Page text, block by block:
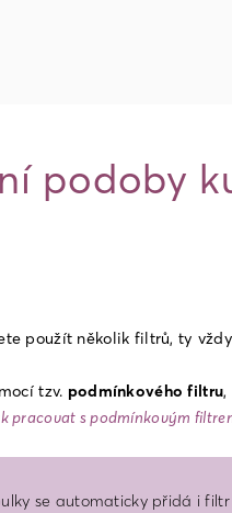
podoby
použít několik filtrů, ty
tzv. podmínkového filtru,
pracovat s podmínkovým
se automaticky přidá i filtr